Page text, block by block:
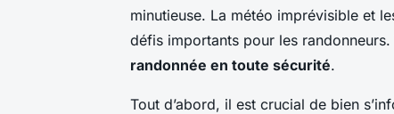
minutieuse. La météo imprévisible et
défis importants pour les
randonnée en toute sécurité.
Tout d’abord, il est crucial de bien